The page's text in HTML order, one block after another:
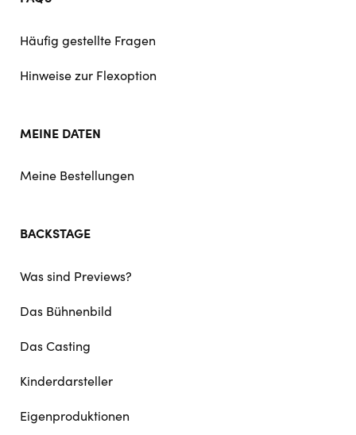
Häufig gestellte Fragen
Hinweise zur Flexoption
MEINE DATEN
Meine Bestellungen
BACKSTAGE
Was sind Previews?
Das Bühnenbild
Das Casting
Kinderdarsteller
Eigenproduktionen